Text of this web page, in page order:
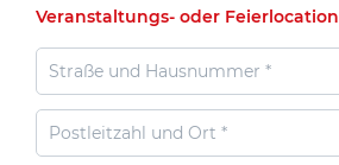
Veranstaltungs- oder Feierlocation